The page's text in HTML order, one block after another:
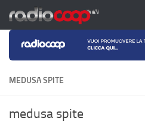
Salta al contenuto
MEDUSA SPITE
medusa spite